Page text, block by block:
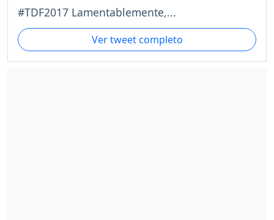
#TDF2017 Lamentablemente,...
Ver tweet completo